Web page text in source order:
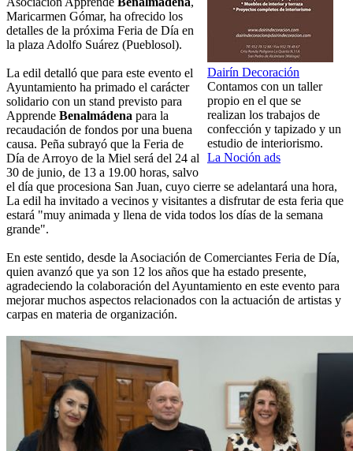
Dairín Decoración
Contamos con un taller
propio en el que se
realizan los trabajos de
confección y tapizado y un
estudio de interiorismo.
La Noción ads
Maricarmen Gómar, ha ofrecido los
detalles de la próxima Feria de Día en
la plaza Adolfo Suárez (Pueblosol).
La edil detalló que para este evento el
Ayuntamiento ha primado el carácter
solidario con un stand previsto para
Apprende Benalmádena para la
recaudación de fondos por una buena
causa. Peña subrayó que la Feria de
Día de Arroyo de la Miel será del 24 al
30 de junio, de 13 a 19.00 horas, salvo
el día que procesiona San Juan, cuyo cierre se adelantará una hora,
La edil ha invitado a vecinos y visitantes a disfrutar de esta feria que
estará "muy animada y llena de vida todos los días de la semana
grande".
En este sentido, desde la Asociación de Comerciantes Feria de Día,
quien avanzó que ya son 12 los años que ha estado presente,
agradeciendo la colaboración del Ayuntamiento en este evento para
mejorar muchos aspectos relacionados con la actuación de artistas y
carpas en materia de organización.